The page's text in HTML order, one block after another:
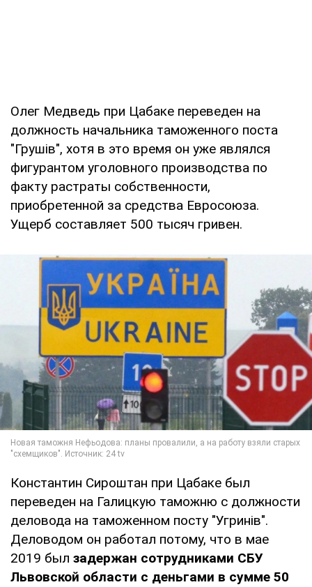
Олег Медведь при Цабаке переведен на
должность начальника таможенного поста
"Грушів", хотя в это время он уже являлся
фигурантом уголовного производства по
факту растраты собственности,
приобретенной за средства Евросоюза.
Ущерб составляет 500 тысяч гривен.
Константин Сироштан при Цабаке был
переведен на Галицкую таможню с должности
деловода на таможенном посту "Угринів".
Деловодом он работал потому, что в мае
2019 был задержан сотрудниками СБУ
Львовской области с деньгами в сумме 50